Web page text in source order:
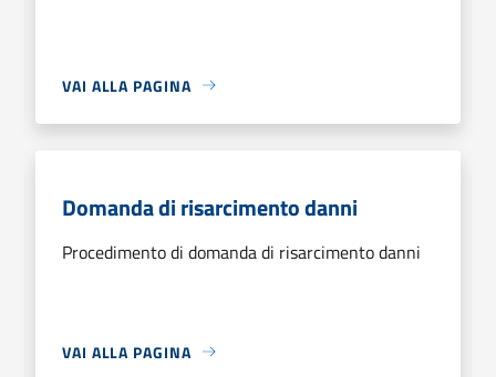
VAI ALLA PAGINA
Domanda di risarcimento danni
Procedimento di domanda di risarcimento danni
VAI ALLA PAGINA